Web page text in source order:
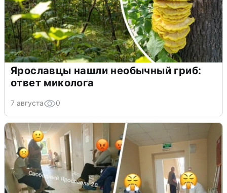
Ярославцы нашли необычный гриб:
ответ миколога
7 августа 0